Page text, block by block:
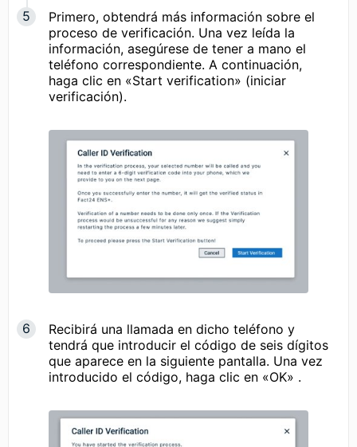
Primero, obtendrá más información sobre el
proceso de verificación. Una vez leída la
información, asegúrese de tener a mano el
teléfono correspondiente. A continuación,
haga clic en «Start verification» (iniciar
verificación).
Recibirá una llamada en dicho teléfono y
tendrá que introducir el código de seis dígitos
que aparece en la siguiente pantalla. Una vez
introducido el código, haga clic en «OK» .